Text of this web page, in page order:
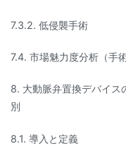
7.3.2. 低侵襲手術
7.4. 市場魅力度分析（手
8. 大動脈弁置換デバイス
別
8.1. 導入と定義